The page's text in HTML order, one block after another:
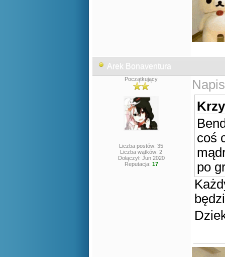
Arek Bonaventura
Początkujący
Liczba postów: 35
Liczba wątków: 2
Dołączył: Jun 2020
Reputacja: 17
coś
po